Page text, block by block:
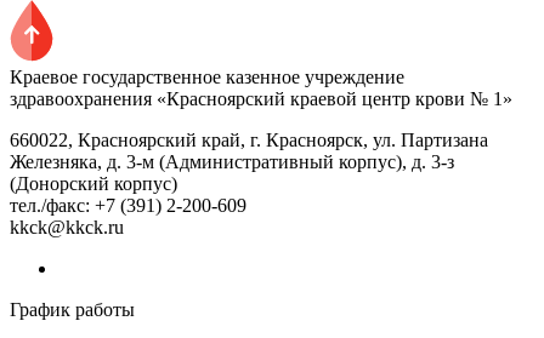
Краевое государственное казенное учреждение
здравоохранения «Красноярский краевой центр крови № 1»
660022, Красноярский край, г. Красноярск, ул. Партизана
Железняка, д. 3-м (Административный корпус), д. 3-з
(Донорский корпус)
тел./факс: +7 (391) 2-200-609
kkck@kkck.ru
График работы